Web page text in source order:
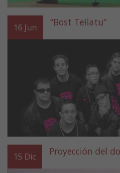
16 Jun “Bost Teilatu”
15 Dic Proyección del